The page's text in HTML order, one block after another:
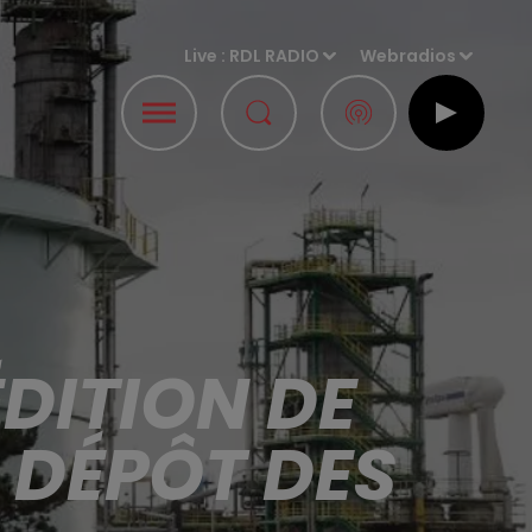
Live : RDL RADIO Webradios
DE
DES